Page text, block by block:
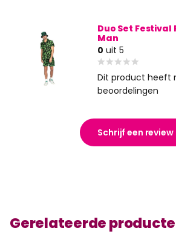
Duo Set Festival
Man
0 uit 5
Dit product heeft
beoordelingen
Schrijf een review
Gerelateerde